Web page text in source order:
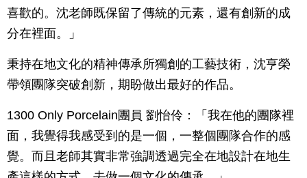
喜歡的。沈老師既保留了傳統的元素，還有創新的成
分在裡面。」
秉持在地文化的精神傳承所獨創的工藝技術，沈亨榮
帶領團隊突破創新，期盼做出最好的作品。
1300 Only Porcelain團員 劉怡伶：「我在他的團隊裡
面，我覺得我感受到的是一個，一整個團隊合作的感
覺。而且老師其實非常強調透過完全在地設計在地生